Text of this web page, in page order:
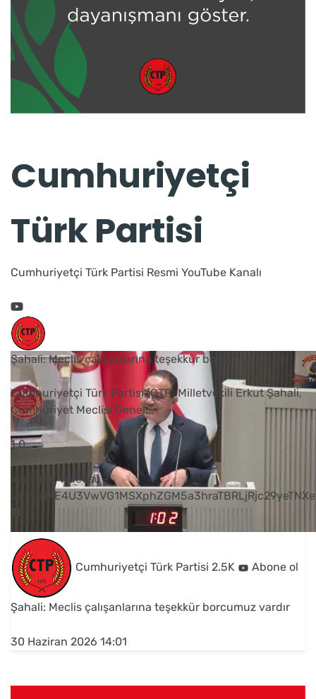
Cumhuriyetçi
Türk Partisi
Cumhuriyetçi Türk Partisi Resmi YouTube Kanalı
Şahali: Meclis çalışanlarına teşekkür borcumuz vardır
Cumhuriyetçi Türk Partisi (CTP) Milletvekili Erkut Şahali,
Cumhuriyet Meclisi Genel...
1 0
YouTube Videosu
Cumhuriyetçi Türk Partisi 2.5K Abone ol
Şahali: Meclis çalışanlarına teşekkür borcumuz vardır
30 Haziran 2026 14:01